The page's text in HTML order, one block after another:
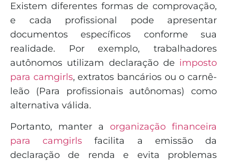
Existem diferentes formas de comprovação,
e cada profissional pode apresentar
documentos específicos conforme sua
realidade. Por exemplo, trabalhadores
autônomos utilizam declaração de imposto
para camgirls, extratos bancários ou o carnê-
leão (Para profissionais autônomas) como
alternativa válida.
Portanto, manter a organização financeira
para camgirls facilita a emissão da
declaração de renda e evita problemas